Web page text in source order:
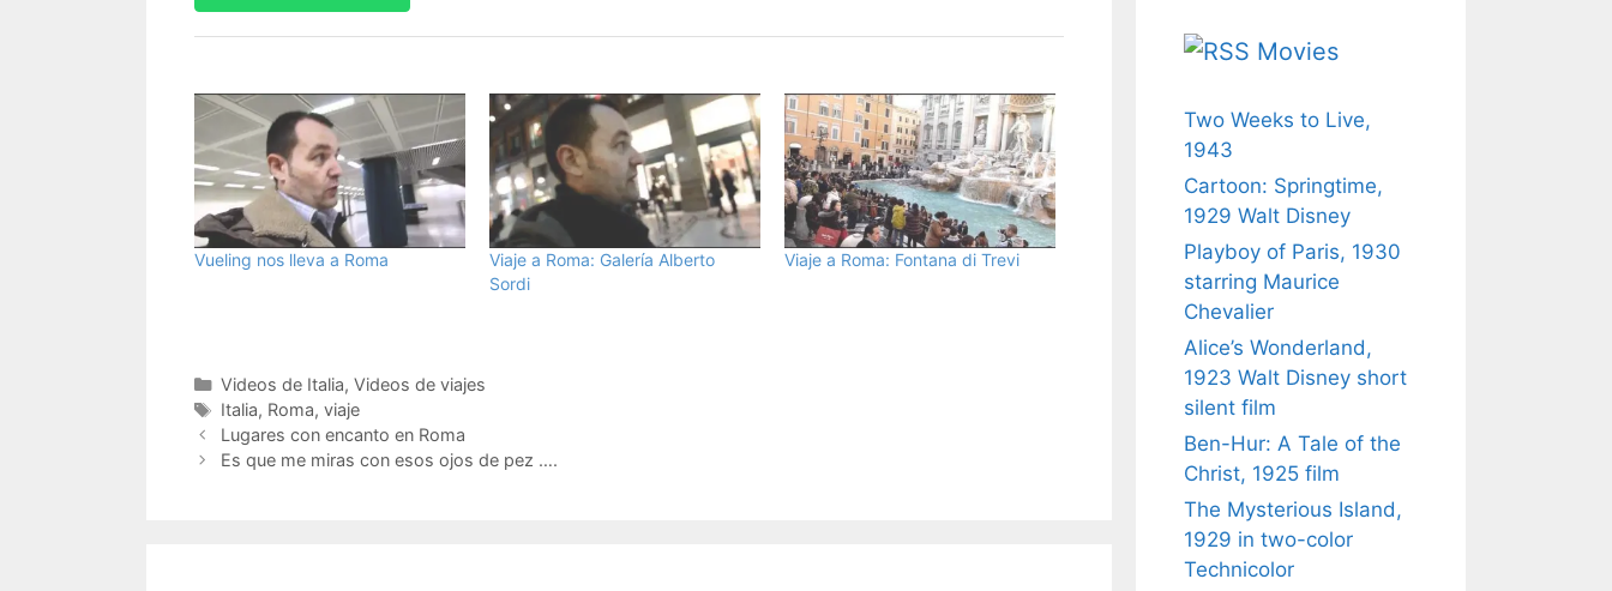
Vueling nos lleva a Roma
Viaje a Roma: Galería Alberto
Sordi
Viaje a Roma: Fontana di Trevi
Categorías
Videos de Italia, Videos de viajes
Etiquetas
Italia, Roma, viaje
Lugares con encanto en Roma
Es que me miras con esos ojos de pez ….
Movies
Two Weeks to Live,
1943
Cartoon: Springtime,
1929 Walt Disney
Playboy of Paris, 1930
starring Maurice
Chevalier
Alice’s Wonderland,
1923 Walt Disney short
silent film
Ben-Hur: A Tale of the
Christ, 1925 film
The Mysterious Island,
1929 in two-color
Technicolor